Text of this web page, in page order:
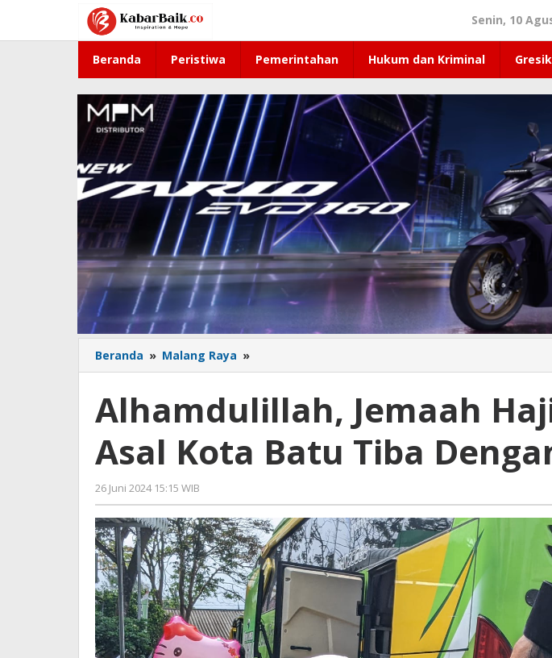
konten
Senin, 10
Beranda Peristiwa Pemerintahan Hukum dan Kriminal Gresik
Beranda » Malang Raya »
Jemaah
Kloter
14
Asal
Kota
Dengan
Selamat
Alhamdulillah, Jemaah
Asal Kota Batu Tiba
26 Juni 2024 15:15 WIB
Faisal